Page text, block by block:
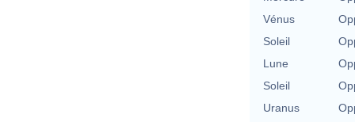
Vénus
Soleil
Lune
Soleil
Uranus